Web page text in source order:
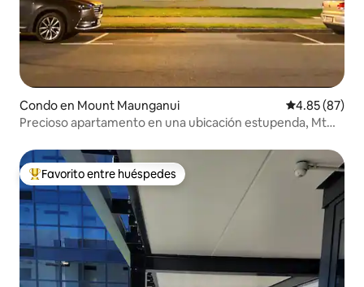
Condo en Mount Maunganui Calificación
4.85 (87)
Precioso apartamento en una ubicación estupenda, Mt
Favorito entre huéspedes preferido
Favorito entre huéspedes